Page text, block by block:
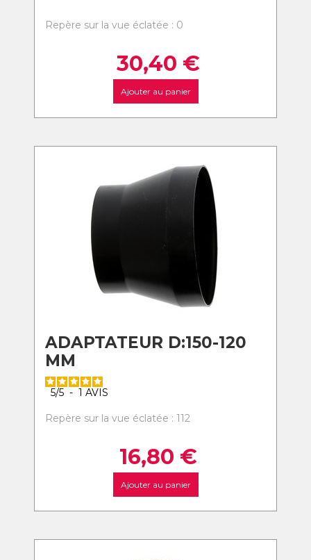
Repère sur la vue éclatée : 0
30,40 €
Ajouter au panier
ADAPTATEUR D:150-120
MM
5/5 - 1 AVIS
Repère sur la vue éclatée : 112
16,80 €
Ajouter au panier